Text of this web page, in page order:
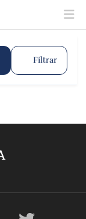
Filtrar